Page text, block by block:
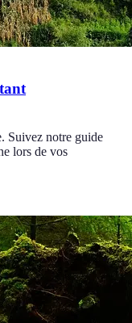
Suivez notre guide
lors de vos